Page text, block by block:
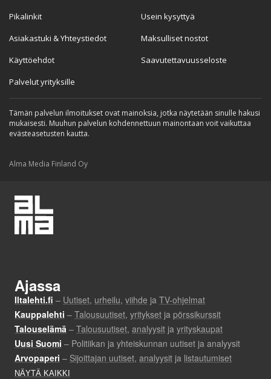
Pikalinkit
Asiakastuki & Yhteystiedot
Käyttöehdot
Palvelut yrityksille
Usein kysyttyä
Maksulliset nostot
Saavutettavuusseloste
Tämän palvelun ilmoitukset ovat mainoksia, jotka näytetään sinulle hakusi
mukaisesti. Muuhun palvelun kohdennettuun mainontaan voit vaikuttaa
evästeasetusten kautta.
Alma Media Finland Oy